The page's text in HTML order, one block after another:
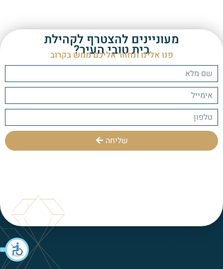
מעוניינים להצטרף לקהילת
בית טובי העיר?
פנו אלינו ונחזור אליכם ממש בקרוב
שליחה